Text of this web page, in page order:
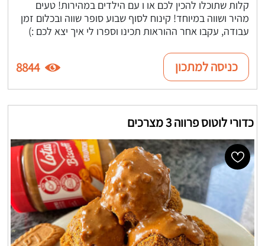
קלות שתוכלו להכין לכם או ו עם הילדים במהירות! טעים
מהיר ושווה במיוחד! קינוח לסוף שבוע סופר שווה ובכלום זמן
עבודה, עקבו אחר ההוראות תכינו וספרו לי איך יצא לכם :)
כניסה למתכון 8844
כדורי לוטוס פרווה 3 מצרכים